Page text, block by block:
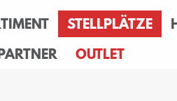
STELLPLÄTZE
OUTLET